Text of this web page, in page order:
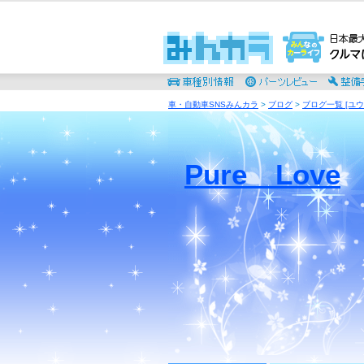
車・自動車SNSみんカラ > ブログ > ブログ一覧 [ユ
Pure Love